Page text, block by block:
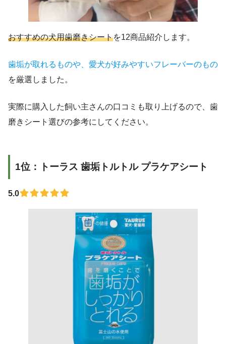
おすすめの犬用歯磨きシートを12商品紹介します。
歯垢が取れるものや、愛犬が好みやすいフレーバーのもの
を厳選しました。
実際に購入した飼い主さんの口コミも取り上げるので、歯
磨きシート選びの参考にしてください。
1位：トーラス 歯垢トルトル プラケアシート
5.0